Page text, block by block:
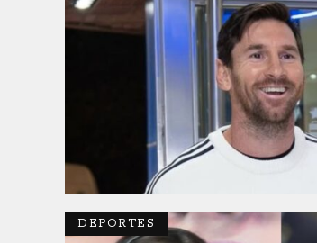
DEPORTES